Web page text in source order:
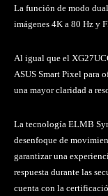
La función de modo
imágenes 4K a 80 Hz y
Al igual que el
ASUS Smart Pixel para
una mayor claridad a
La tecnología ELMB
desenfoque de
garantizar una
respuesta durante las
cuenta con la